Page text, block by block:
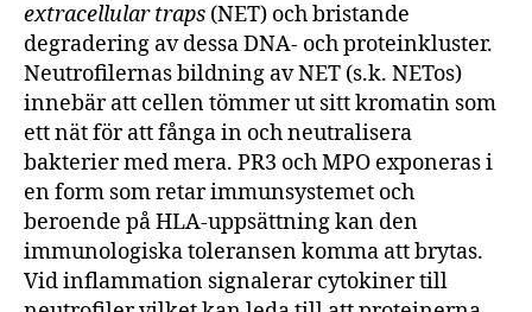
extracellular traps (NET) och bristande
degradering av dessa DNA- och proteinkluster.
Neutrofilernas bildning av NET (s.k. NETos)
innebär att cellen tömmer ut sitt kromatin som
ett nät för att fånga in och neutralisera
bakterier med mera. PR3 och MPO exponeras i
en form som retar immunsystemet och
beroende på HLA-uppsättning kan den
immunologiska toleransen komma att brytas.
Vid inflammation signalerar cytokiner till